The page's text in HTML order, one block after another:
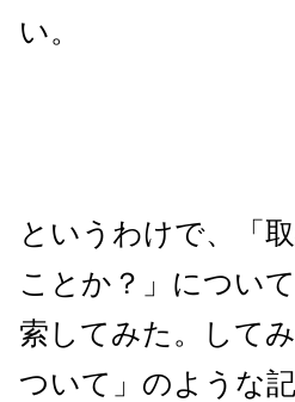
い。
というわけで、「
ことか？」につい
索してみた。して
ついて」のような